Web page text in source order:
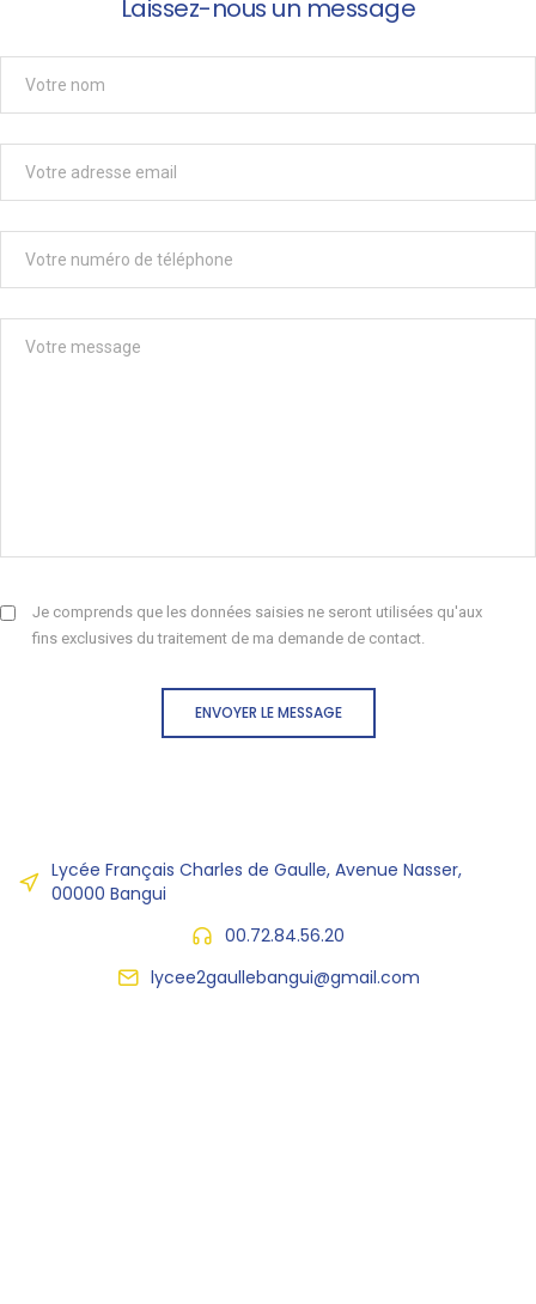
Laissez-nous un message
Je comprends que les données saisies ne seront utilisées qu'aux
fins exclusives du traitement de ma demande de contact.
ENVOYER LE MESSAGE
Lycée Français Charles de Gaulle, Avenue Nasser,
00000 Bangui
00.72.84.56.20
lycee2gaullebangui@gmail.com